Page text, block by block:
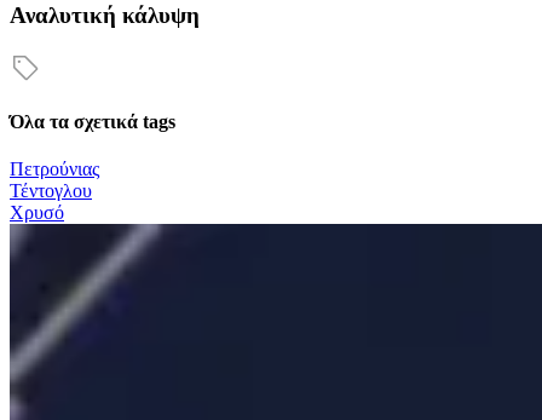
Αναλυτική κάλυψη
Όλα τα σχετικά tags
Πετρούνιας
Τέντογλου
Χρυσό